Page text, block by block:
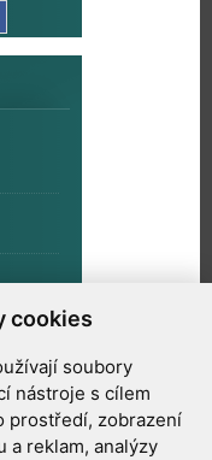
cookies
soubory
nástroje s cílem
prostředí, zobrazení
a reklam, analýzy